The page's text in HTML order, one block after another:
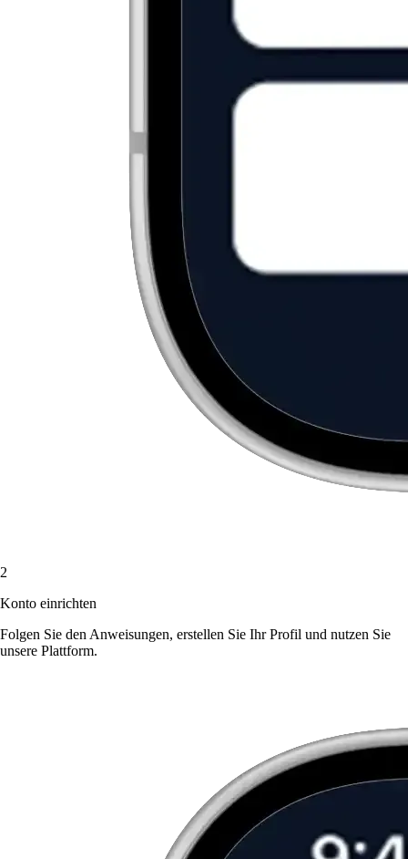
2
Konto einrichten
Folgen Sie den Anweisungen, erstellen Sie Ihr Profil und nutzen Sie
unsere Plattform.